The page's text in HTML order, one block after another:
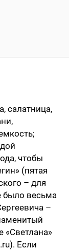
салатница,
чтобы
(пятая
– для
было весьма
–
«Светлана»
Если